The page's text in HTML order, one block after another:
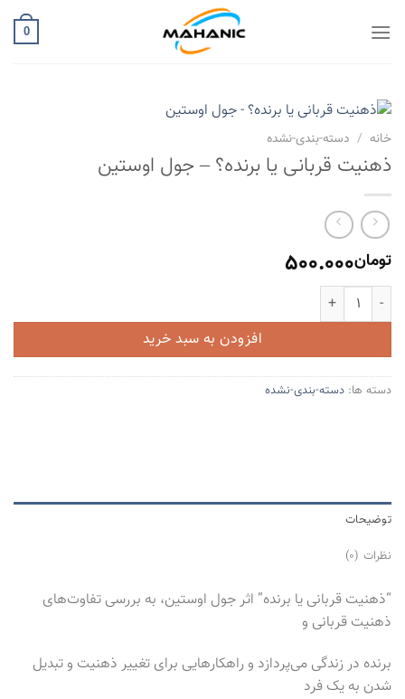
0
خانه / دسته-بندی-نشده
ذهنیت قربانی یا برنده؟ – جول اوستین
تومان500.000
ذهنیت قربانی یا برنده؟ - جول اوستین عدد
افزودن به سبد خرید
دسته ها: دسته-بندی-نشده
توضیحات
نظرات (0)
“ذهنیت قربانی یا برنده” اثر جول اوستین، به بررسی تفاوت‌های
ذهنیت قربانی و
برنده در زندگی می‌پردازد و راهکارهایی برای تغییر ذهنیت و تبدیل
شدن به یک فرد